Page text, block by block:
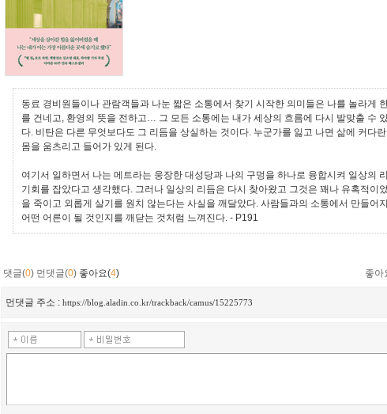
동료 경비원들이나 관람객들과 나눈 짧은 소통에서 찾기 시작한 의미들은 나를 놀라게
를 건네고, 환영의 뜻을 전하고… 그 모든 소통에는 내가 세상의 흐름에 다시 발맞출 수
다. 비탄은 다른 무엇보다도 그 리듬을 상실하는 것이다. 누군가를 잃고 나면 삶에 커다
몸을 움츠리고 들어가 있게 된다.
여기서 일하면서 나는 메트라는 웅장한 대성당과 나의 구멍을 하나로 융합시켜 일상의
기회를 잡았다고 생각했다. 그러나 일상의 리듬은 다시 찾아왔고 그것은 꽤나 유혹적이
을 죽이고 외롭게 살기를 원치 않는다는 사실을 깨달았다. 사람들과의 소통에서 만들어
어떤 어른이 될 것인지를 깨닫는 것처럼 느껴진다. - P191
댓글(0) 먼댓글(0) 좋아요(4) 좋아
먼댓글 주소 : https://blog.aladin.co.kr/trackback/camus/15225773